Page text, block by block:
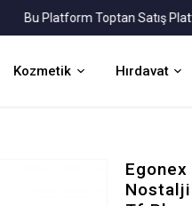
Bu Platform Toptan Satış
Kozmetik Hırdavat